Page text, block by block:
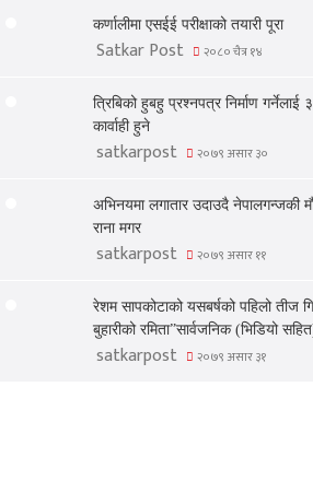
कर्णालीमा एसईई परीक्षाको तयारी पूरा
Satkar Post २०८० चैत्र १४
त्रिबिको हुबहु प्रश्नपत्र निर्माण गर्नेलाई
कार्वाही हुने
satkarpost २०७९ असार ३०
अभिनयमा लगातार उदाउदै नेपालगन्जकी
राना मगर
satkarpost २०७९ असार ११
रेशम सापकोटाको यसबर्षको पहिलो तीज
बुहारीको रमिता”सार्वजनिक (भिडियो
satkarpost २०७९ असार ३१